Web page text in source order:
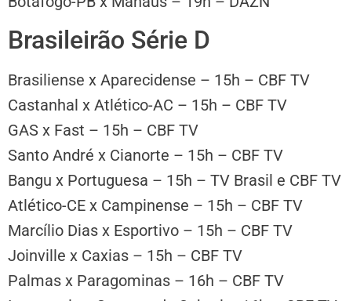
Brasileirão Série D
Brasiliense x Aparecidense – 15h – CBF TV
Castanhal x Atlético-AC – 15h – CBF TV
GAS x Fast – 15h – CBF TV
Santo André x Cianorte – 15h – CBF TV
Bangu x Portuguesa – 15h – TV Brasil e CBF TV
Atlético-CE x Campinense – 15h – CBF TV
Marcílio Dias x Esportivo – 15h – CBF TV
Joinville x Caxias – 15h – CBF TV
Palmas x Paragominas – 16h – CBF TV